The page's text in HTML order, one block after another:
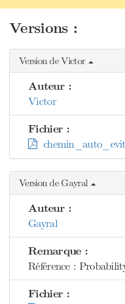
Versions :
Version de Victor
Auteur :
Victor
Fichier :
Version de Gayral
Auteur :
Gayral
Remarque :
Référence :
Fichier :